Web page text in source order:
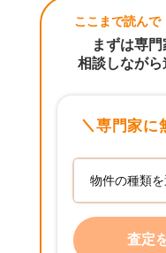
ここまで読んで
まずは専門
相談しなが
専門家に
査定